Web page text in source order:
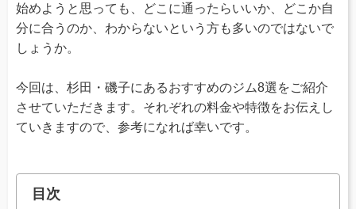
始めようと思っても、どこに通ったらいいか、どこか自
分に合うのか、わからないという方も多いのではないで
しょうか。
今回は、杉田・磯子にあるおすすめのジム8選をご紹介
させていただきます。それぞれの料金や特徴をお伝えし
ていきますので、参考になれば幸いです。
目次